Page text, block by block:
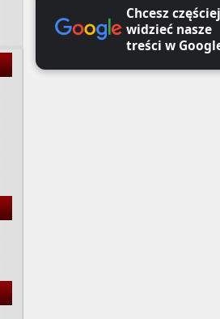
Chcesz częściej
widzieć nasze
treści w